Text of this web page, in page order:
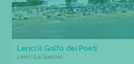
Lerici il Golfo dei Poeti
Lerici (La Spezia)